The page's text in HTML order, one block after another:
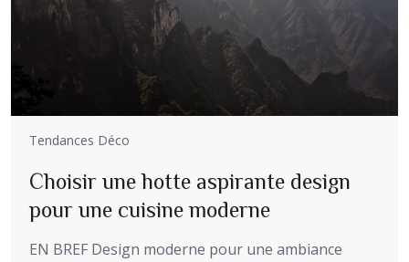
Tendances Déco
Choisir une hotte aspirante design
pour une cuisine moderne
EN BREF Design moderne pour une ambiance